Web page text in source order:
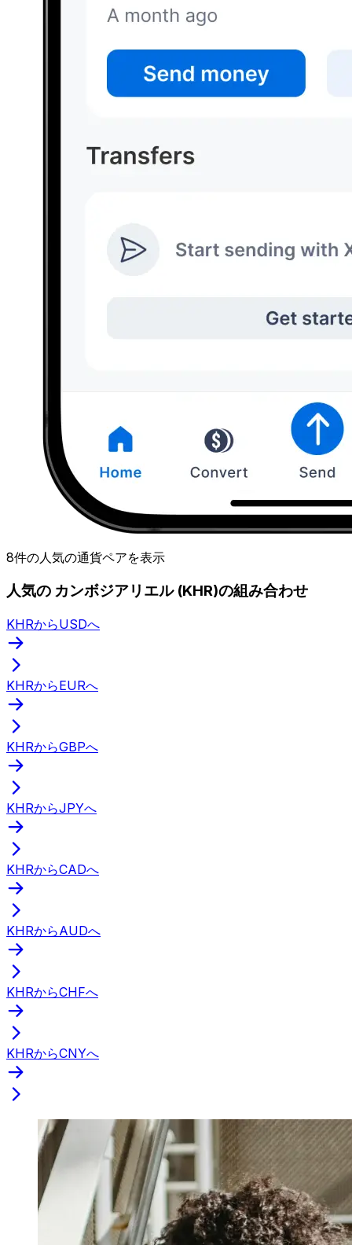
8件の人気の通貨ペアを表示
人気の カンボジアリエル (KHR)の組み合わせ
KHRからUSDへ
KHRからEURへ
KHRからGBPへ
KHRからJPYへ
KHRからCADへ
KHRからAUDへ
KHRからCHFへ
KHRからCNYへ